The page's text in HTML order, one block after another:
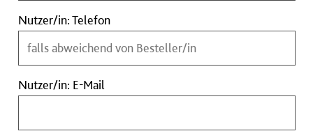
Nutzer/in: TelefonNutzer/in:
Telefon
Nutzer/in: E-Mail
E-